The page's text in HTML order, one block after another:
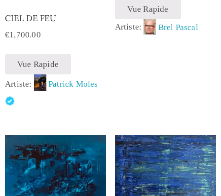
CIEL DE FEU
€1,700.00
Vue Rapide
Artiste: Patrick Moles
Vue Rapide
Artiste:
Brel Pascal